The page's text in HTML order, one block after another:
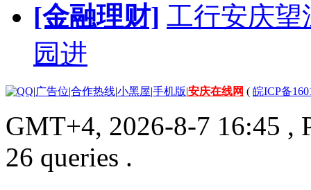
[金融理财] 工行安庆望
园进
|广告位|合作热线|小黑屋|手机版|安庆在线网 ( 皖ICP备
GMT+4, 2026-8-7 16:45 ,
26 queries .